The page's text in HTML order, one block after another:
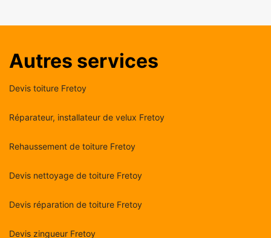
Autres services
Devis toiture Fretoy
Réparateur, installateur de velux Fretoy
Rehaussement de toiture Fretoy
Devis nettoyage de toiture Fretoy
Devis réparation de toiture Fretoy
Devis zingueur Fretoy